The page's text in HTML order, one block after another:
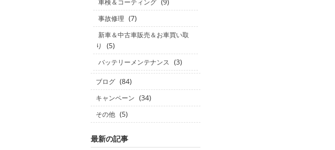
車検＆コーティング
事故修理 (7)
新車＆中古車販売＆お車買い取
り
(5)
バッテリーメンテナンス (3)
ブログ (84)
キャンペーン (34)
その他 (5)
最新の記事